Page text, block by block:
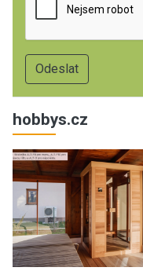
hobbys.cz